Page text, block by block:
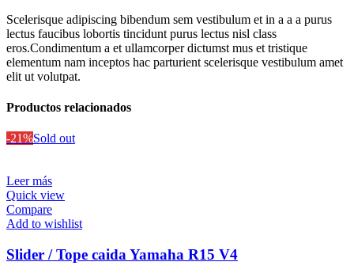
Scelerisque adipiscing bibendum sem vestibulum et in a a a purus
lectus faucibus lobortis tincidunt purus lectus nisl class
eros.Condimentum a et ullamcorper dictumst mus et tristique
elementum nam inceptos hac parturient scelerisque vestibulum amet
elit ut volutpat.
Productos relacionados
-21%Sold out
Leer más
Quick view
Compare
Add to wishlist
Slider / Tope caida Yamaha R15 V4